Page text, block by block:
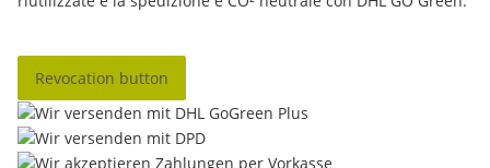
Revocation button